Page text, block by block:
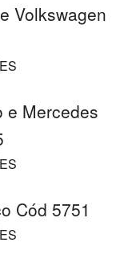
Volkswagen
e Mercedes
Cód 5751